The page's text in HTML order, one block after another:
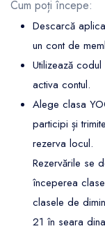
Cum poți începe:
Descarcă
un cont de
Utilizează
activa contul.
Alege clasa
participi și
rezerva locul.
Rezervările se
începerea
clasele de
21 în seara